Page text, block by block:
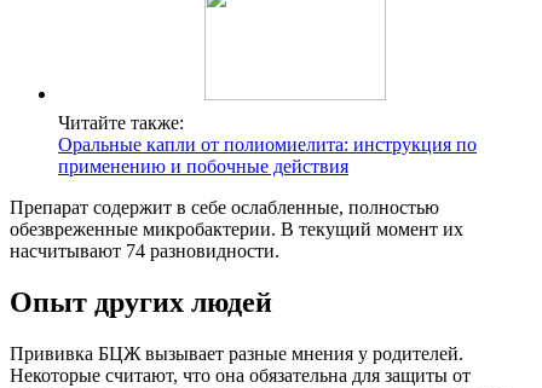
Читайте также:
Оральные капли от полиомиелита: инструкция по
применению и побочные действия
Препарат содержит в себе ослабленные, полностью
обезвреженные микробактерии. В текущий момент их
насчитывают 74 разновидности.
Опыт других людей
Прививка БЦЖ вызывает разные мнения у родителей.
Некоторые считают, что она обязательна для защиты от